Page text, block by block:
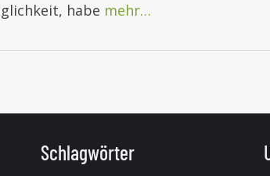
habe mehr…
Schlagwörter